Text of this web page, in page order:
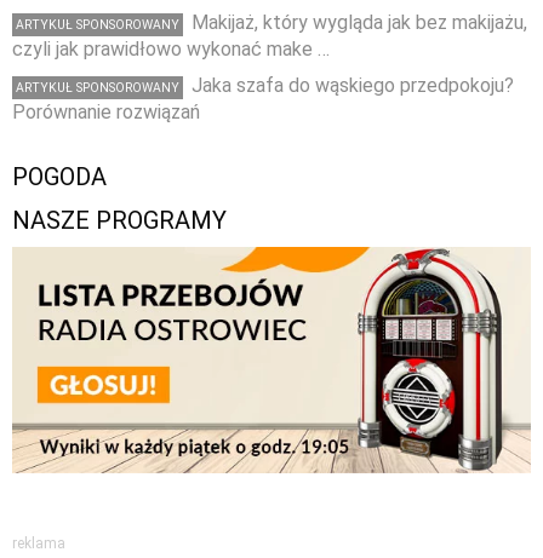
ARTYKUŁ SPONSOROWANY
Makijaż, który wygląda jak bez makijażu,
czyli jak prawidłowo wykonać make …
ARTYKUŁ SPONSOROWANY
Jaka szafa do wąskiego przedpokoju?
Porównanie rozwiązań
POGODA
NASZE PROGRAMY
reklama